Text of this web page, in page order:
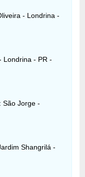
- Londrina -
Londrina - PR -
São Jorge -
Shangrilá -